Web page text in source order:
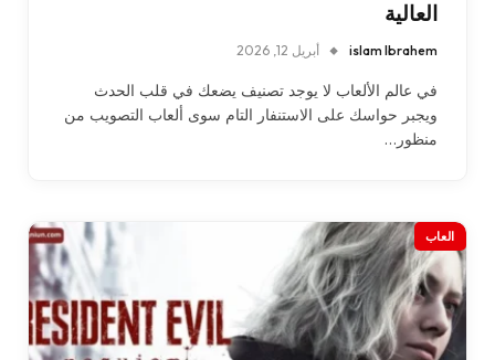
العالية
islam Ibrahem أبريل 12, 2026
في عالم الألعاب لا يوجد تصنيف يضعك في قلب الحدث
ويجبر حواسك على الاستنفار التام سوى ألعاب التصويب من
منظور…
العاب